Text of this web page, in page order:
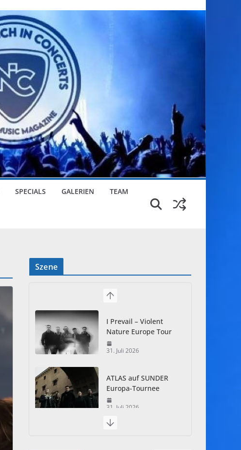
SPECIALS GALERIEN TEAM
Szene
I Prevail – Violent
Nature Europe Tour
31. Juli 2026
ATLAS auf SUNDER
Europa-Tournee
31. Juli 2026